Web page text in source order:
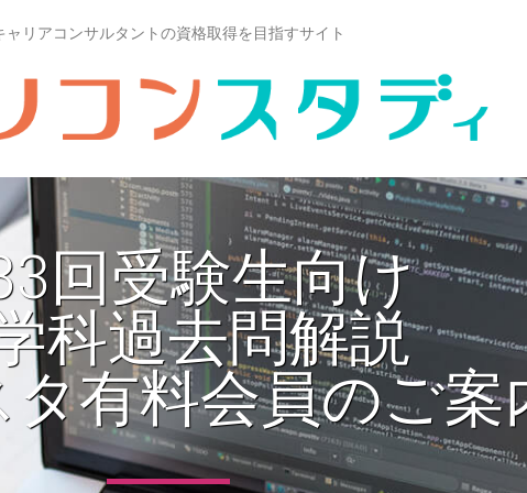
ャリアコンサルタントの資格取得を目指すサイト
回受験生向け
科過去問解説
有料会員のご案